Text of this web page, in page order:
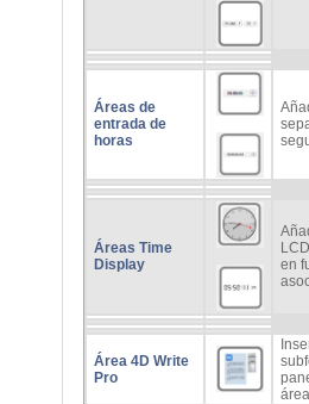
Áreas de
entrada de
horas
Áreas Time
Display
en
Área 4D Write
Pro